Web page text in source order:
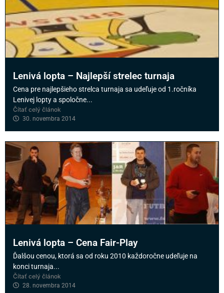
Lenivá lopta – Najlepší strelec turnaja
Cena pre najlepšieho strelca turnaja sa udeľuje od 1.ročníka
Lenivej lopty a spoločne...
Čítať celý článok
30. novembra 2014
Lenivá lopta – Cena Fair-Play
Ďalšou cenou, ktorá sa od roku 2010 každoročne udeľuje na
konci turnaja...
Čítať celý článok
28. novembra 2014